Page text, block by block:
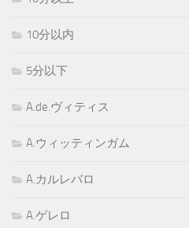
10分以内
5分以下
A.de.ヴィティス
A.ウィッティンガム
A.カルレバロ
A.ゲレロ